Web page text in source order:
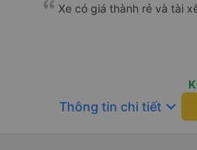
Xe có giá thành rẻ và tài
Thông tin chi tiết keyboard_arrow_down